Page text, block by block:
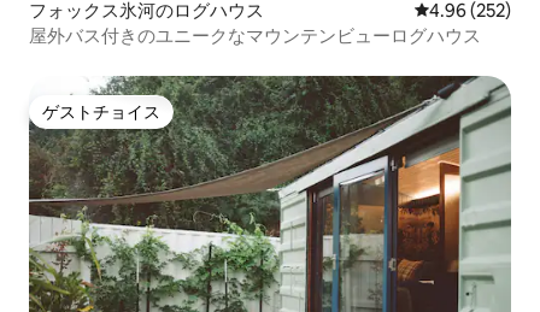
フォックス氷河のログハウス レビュー252
4.96 (252)
屋外バス付きのユニークなマウンテンビューログハウス
ゲストチョイス
ゲストチョイス